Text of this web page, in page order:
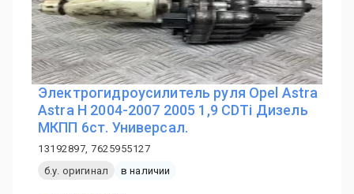
Электрогидроусилитель руля Opel Astra
Astra H 2004-2007 2005 1,9 CDTi Дизель
МКПП 6ст. Универсал.
13192897, 7625955127
б.у. оригинал
в наличии